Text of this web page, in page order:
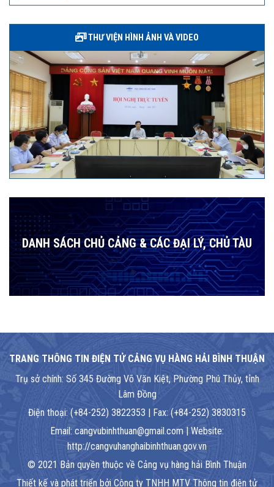
THƯ VIỆN HÌNH ẢNH VÀ VIDEO
DANH SÁCH CHỦ CẢNG & CÁC ĐẠI LÝ, CHỦ TÀU
TRANG THÔNG TIN ĐIỆN TỬ CẢNG VỤ HÀNG HẢI BÌNH THUẬN
Trụ sở chính: Số 345 Đường Võ Văn Kiệt, Phường Phú Thủy, tỉnh
Lâm Đồng
Điện thoại: (+84-252) 3822353 | Fax: (+84-252) 3830315
Email: cangvubinhthuan@gmail.com | Website:
http://cangvuhanghaibinhthuan.gov.vn
© 2021 Bản quyền thuộc về Cảng vụ hàng hải Bình Thuận
Thiết kế và phát triển bởi Công ty TNHH MTV Thông tin điện tử